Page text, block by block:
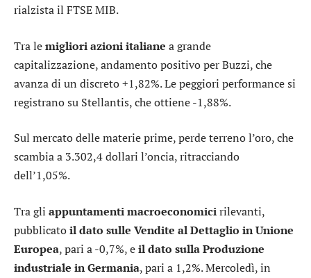
rialzista il FTSE MIB.
Tra lemigliori azioni italiane a grande
capitalizzazione, andamento positivo perBuzzi, che
avanza di un discreto +1,82%. Le peggiori performance si
registrano su Stellantis, che ottiene -1,88%.
Sul mercato delle materie prime, perde terreno l’oro, che
scambia a 3.302,4 dollari l’oncia, ritracciando
dell’1,05%.
Tra gli appuntamenti macroeconomicirilevanti,
pubblicatoil dato sulle Vendite al Dettaglio in Unione
Europea, pari a -0,7%, eil dato sulla Produzione
industriale in Germania, pari a 1,2%. Mercoledì, in